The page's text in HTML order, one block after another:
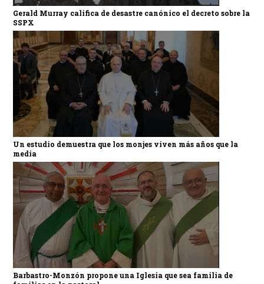
Gerald Murray califica de desastre canónico el decreto sobre la
SSPX
Un estudio demuestra que los monjes viven más años que la
media
Barbastro-Monzón propone una Iglesia que sea familia de